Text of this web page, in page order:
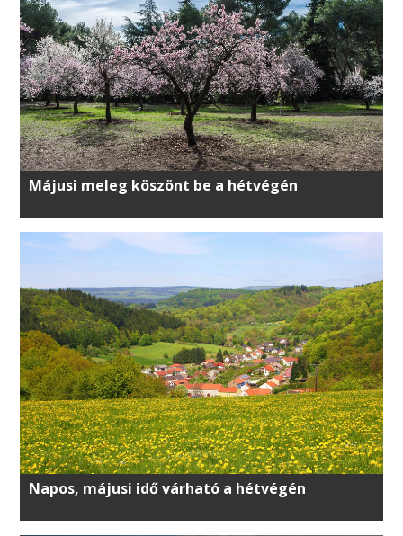
Májusi meleg köszönt be a hétvégén
Napos, májusi idő várható a hétvégén